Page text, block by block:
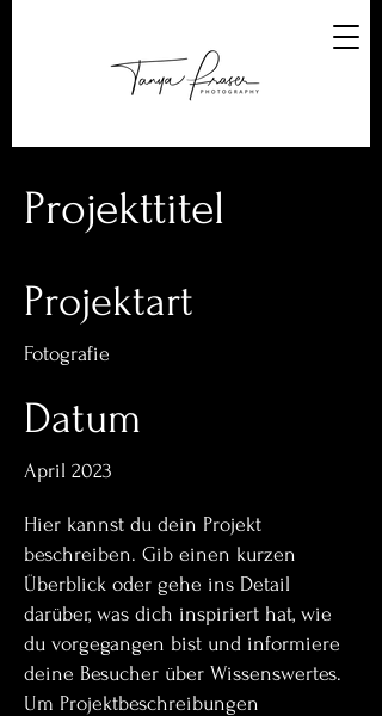
Projekttitel
Projektart
Fotografie
Datum
April 2023
Hier kannst du dein Projekt
beschreiben. Gib einen kurzen
Überblick oder gehe ins Detail
darüber, was dich inspiriert hat, wie
du vorgegangen bist und informiere
deine Besucher über Wissenswertes.
Um Projektbeschreibungen